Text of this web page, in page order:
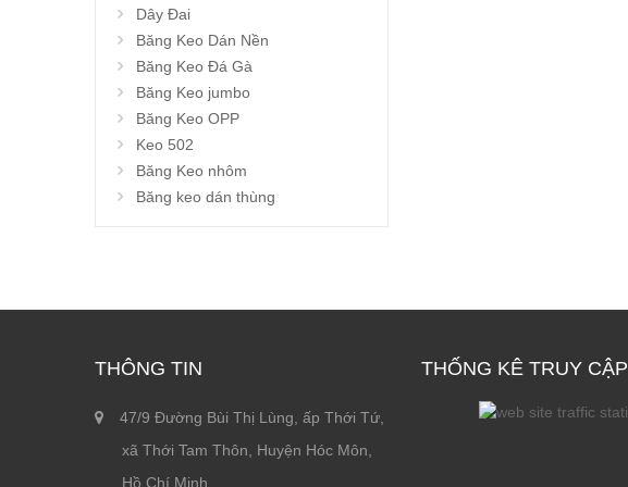
Dây Đai
Băng Keo Dán Nền
Băng Keo Đá Gà
Băng Keo jumbo
Băng Keo OPP
Keo 502
Băng Keo nhôm
Băng keo dán thùng
THÔNG TIN
47/9 Đường Bùi Thị Lùng, ấp Thới Tứ,
xã Thới Tam Thôn, Huyện Hóc Môn,
Hồ Chí Minh
THỐNG KÊ TRUY CẬP